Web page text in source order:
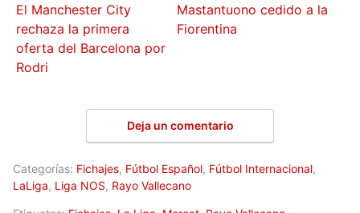
El Manchester City
rechaza la primera
oferta del Barcelona por
Rodri
Mastantuono cedido a la
Fiorentina
Deja un comentario
Categorías: Fichajes, Fútbol Español, Fútbol Internacional,
LaLiga, Liga NOS, Rayo Vallecano